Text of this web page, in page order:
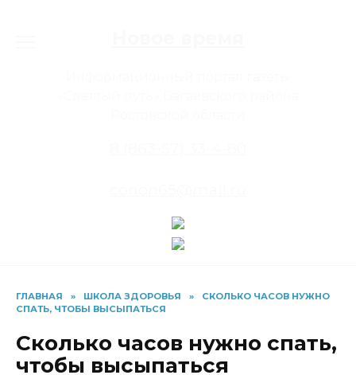
ГЛАВНАЯ » ШКОЛА ЗДОРОВЬЯ »
СКОЛЬКО ЧАСОВ НУЖНО
СПАТЬ, ЧТОБЫ ВЫСЫПАТЬСЯ
Сколько часов нужно спать,
чтобы высыпаться